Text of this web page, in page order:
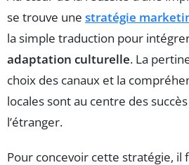
se trouve une stratégie
la simple traduction pour
adaptation culturelle. La
choix des canaux et la
locales sont au centre des
l’étranger.
Pour concevoir cette stratégie, il